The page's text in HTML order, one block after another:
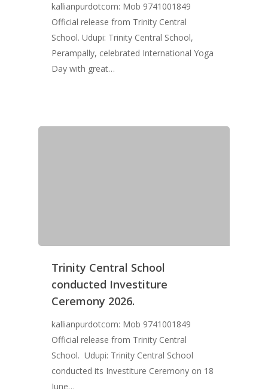
kallianpurdotcom: Mob 9741001849
Official release from Trinity Central
School. Udupi: Trinity Central School,
Perampally, celebrated International Yoga
Day with great…
Trinity Central School
conducted Investiture
Ceremony 2026.
kallianpurdotcom: Mob 9741001849
Official release from Trinity Central
School. Udupi: Trinity Central School
conducted its Investiture Ceremony on 18
June…